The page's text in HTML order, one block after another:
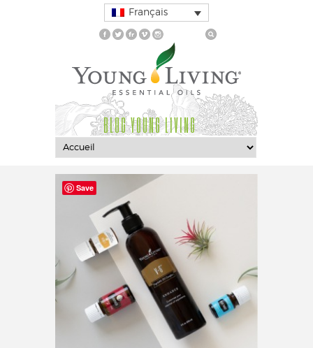
Français
BLOG YOUNG LIVING
Save